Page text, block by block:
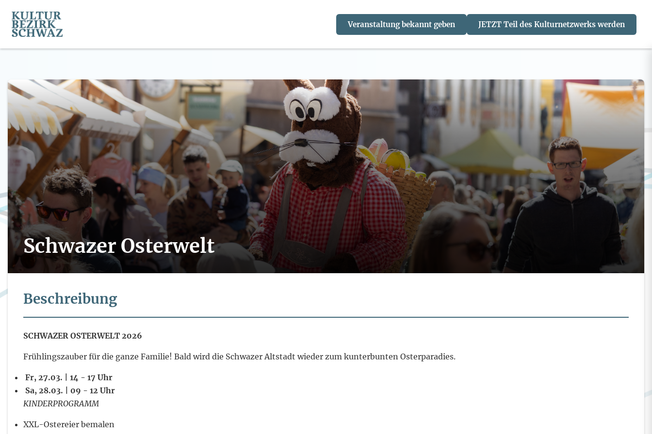
Veranstaltung bekannt geben JETZT Teil des Kulturnetzwerks werden
Schwazer Osterwelt
Beschreibung
SCHWAZER OSTERWELT 2026
Frühlingszauber für die ganze Familie! Bald wird die Schwazer Altstadt wieder zum kunterbunten Osterparadies.
️ Fr, 27.03. | 14 - 17 Uhr
️ Sa, 28.03. | 09 - 12 Uhr
KINDERPROGRAMM
XXL-Ostereier bemalen